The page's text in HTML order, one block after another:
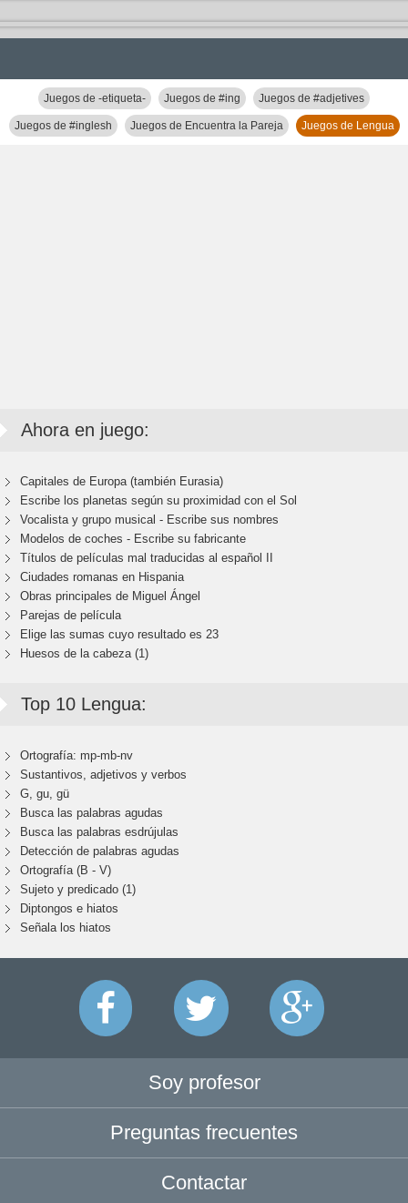
Juegos de -etiqueta- Juegos de #ing Juegos de #adjetives
Juegos de #inglesh Juegos de Encuentra la Pareja Juegos de Lengua
Ahora en juego:
Capitales de Europa (también Eurasia)
Escribe los planetas según su proximidad con el Sol
Vocalista y grupo musical - Escribe sus nombres
Modelos de coches - Escribe su fabricante
Títulos de películas mal traducidas al español II
Ciudades romanas en Hispania
Obras principales de Miguel Ángel
Parejas de película
Elige las sumas cuyo resultado es 23
Huesos de la cabeza (1)
Top 10 Lengua:
Ortografía: mp-mb-nv
Sustantivos, adjetivos y verbos
G, gu, gü
Busca las palabras agudas
Busca las palabras esdrújulas
Detección de palabras agudas
Ortografía (B - V)
Sujeto y predicado (1)
Diptongos e hiatos
Señala los hiatos
Soy profesor
Preguntas frecuentes
Contactar